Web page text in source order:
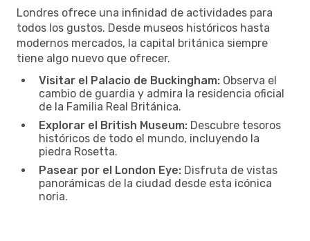
Londres ofrece una infinidad de actividades para
todos los gustos. Desde museos históricos hasta
modernos mercados, la capital británica siempre
tiene algo nuevo que ofrecer.
Visitar el Palacio de Buckingham: Observa el
cambio de guardia y admira la residencia oficial
de la Familia Real Británica.
Explorar el British Museum: Descubre tesoros
históricos de todo el mundo, incluyendo la
piedra Rosetta.
Pasear por el London Eye: Disfruta de vistas
panorámicas de la ciudad desde esta icónica
noria.